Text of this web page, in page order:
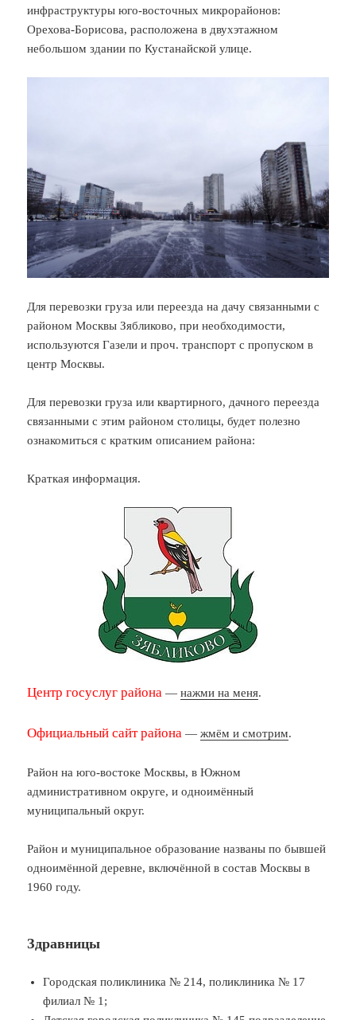
инфраструктуры юго-восточных микрорайонов:
Орехова-Борисова, расположена в двухэтажном
небольшом здании по Кустанайской улице.
Для перевозки груза или переезда на дачу связанными с
районом Москвы Зябликово, при необходимости,
используются Газели и проч. транспорт с пропуском в
центр Москвы.
Для перевозки груза или квартирного, дачного переезда
связанными с этим районом столицы, будет полезно
ознакомиться с кратким описанием района:
Краткая информация.
Центр госуслуг района —нажми на меня.
Официальный сайт района —жмём и смотрим.
Район на юго-востоке Москвы, в Южном
административном округе, и одноимённый
муниципальный округ.
Район и муниципальное образование названы по бывшей
одноимённой деревне, включённой в состав Москвы в
1960 году.
Здравницы
Городская поликлиника № 214, поликлиника № 17
филиал № 1;